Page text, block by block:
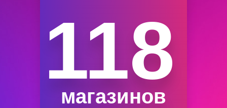
118
магазинов